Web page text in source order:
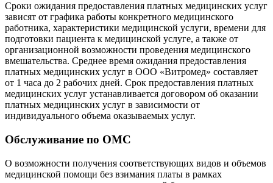
Сроки ожидания предоставления платных медицинских услуг
зависят от графика работы конкретного медицинского
работника, характеристики медицинской услуги, времени для
подготовки пациента к медицинской услуге, а также от
организационной возможности проведения медицинского
вмешательства. Среднее время ожидания предоставления
платных медицинских услуг в ООО «Витромед» составляет
от 1 часа до 2 рабочих дней. Срок предоставления платных
медицинских услуг устанавливается договором об оказании
платных медицинских услуг в зависимости от
индивидуального объема оказываемых услуг.
Обслуживание по ОМС
О возможности получения соответствующих видов и объемов
медицинской помощи без взимания платы в рамках